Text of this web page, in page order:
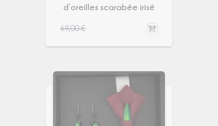
d’oreilles scarabée irisé
69,00€